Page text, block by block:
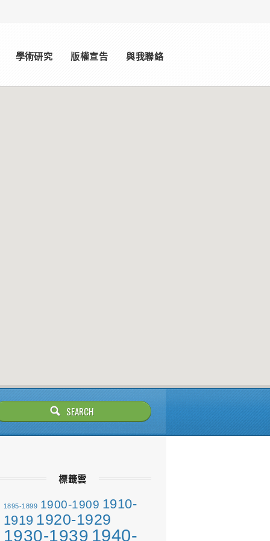
學術研究 版權宣告 與我聯絡
標籤雲
1895-1899 1900-1909 1910-
1919 1920-1929
1930-1939 1940-